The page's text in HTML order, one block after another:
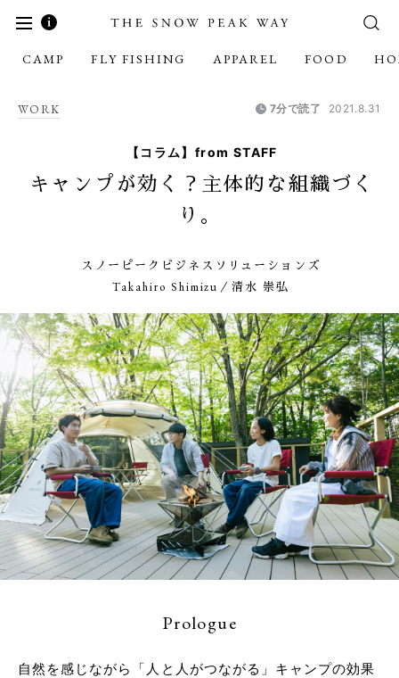
CAMP FLY FISHING APPAREL FOOD
WORK 7分で読了 2021.8.31
【コラム】from STAFF
キャンプが効く？主体的な組織づく
り。
スノーピークビジネスソリューションズ
Takahiro Shimizu／清水 崇弘
Prologue
自然を感じながら「人と人がつながる」キャンプの効果